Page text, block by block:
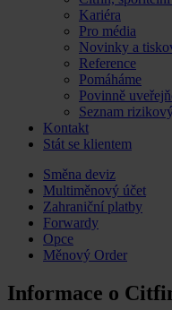
Kariéra
Pro média
Novinky a
Reference
Pomáháme
Povinně
Seznam
Kontakt
Stát se klientem
Skip
content
Směna deviz
Multiměnový účet
Zahraniční platby
Forwardy
Opce
Měnový Order
Informace o